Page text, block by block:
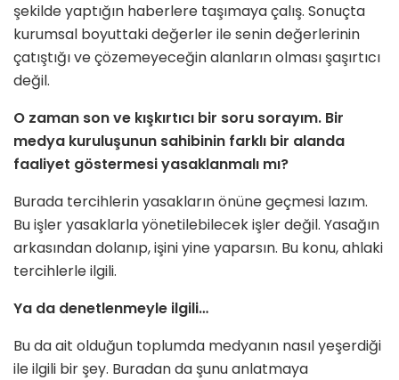
şekilde yaptığın haberlere taşımaya çalış. Sonuçta
kurumsal boyuttaki değerler ile senin değerlerinin
çatıştığı ve çözemeyeceğin alanların olması şaşırtıcı
değil.
O zaman son ve kışkırtıcı bir soru sorayım. Bir
medya kuruluşunun sahibinin farklı bir alanda
faaliyet göstermesi yasaklanmalı mı?
Burada tercihlerin yasakların önüne geçmesi lazım.
Bu işler yasaklarla yönetilebilecek işler değil. Yasağın
arkasından dolanıp, işini yine yaparsın. Bu konu, ahlaki
tercihlerle ilgili.
Ya da denetlenmeyle ilgili…
Bu da ait olduğun toplumda medyanın nasıl yeşerdiği
ile ilgili bir şey. Buradan da şunu anlatmaya